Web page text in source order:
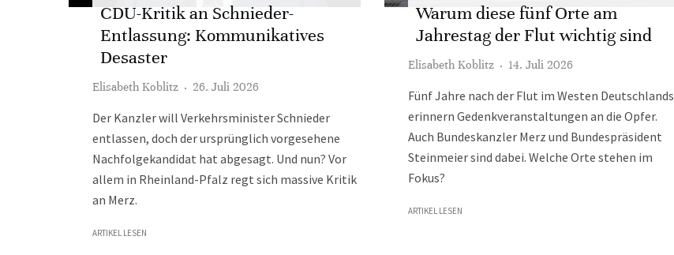
CDU-Kritik an Schnieder-
Entlassung: Kommunikatives
Desaster
Elisabeth Koblitz · 26. Juli 2026
Der Kanzler will Verkehrsminister Schnieder
entlassen, doch der ursprünglich vorgesehene
Nachfolgekandidat hat abgesagt. Und nun? Vor
allem in Rheinland-Pfalz regt sich massive Kritik
an Merz.
ARTIKEL LESEN
Warum diese fünf Orte am
Jahrestag der Flut wichtig sind
Elisabeth Koblitz · 14. Juli 2026
Fünf Jahre nach der Flut im Westen Deutschlands
erinnern Gedenkveranstaltungen an die Opfer.
Auch Bundeskanzler Merz und Bundespräsident
Steinmeier sind dabei. Welche Orte stehen im
Fokus?
ARTIKEL LESEN